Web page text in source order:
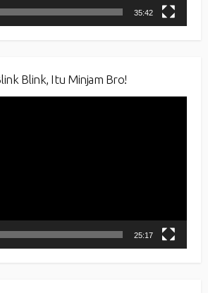
35:42
Blink, Itu Minjam Bro!
25:17